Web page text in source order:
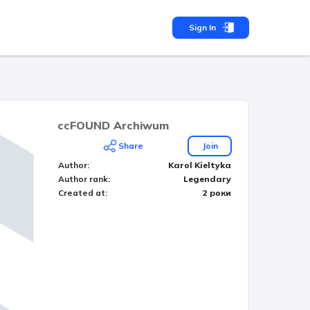
Sign In
ccFOUND Archiwum
Share
Join
Author:
Karol Kieltyka
Author rank:
Legendary
Created at: 2 роки